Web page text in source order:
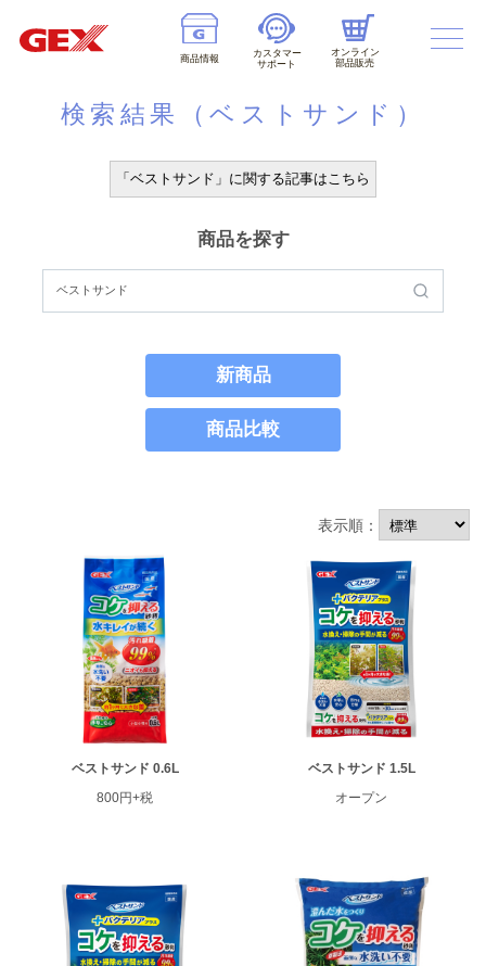
商品情報
カスタマー
サポート
オンライン
部品販売
検索結果（ベストサンド）
「ベストサンド」に関する記事はこちら
商品を探す
新商品
商品比較
表示順：
ベストサンド 0.6L
800円+税
ベストサンド 1.5L
オープン